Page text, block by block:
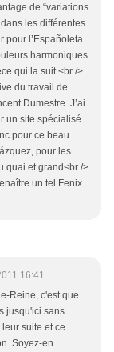
de “variations
les différentes
pour l’Españoleta
harmoniques
qui la suit.<br />
du travail de
Dumestre. J’ai
un site spécialisé
pour ce beau
pour les
quai et grand<br />
un tel Fenix.
16:41
Reine, c'est que
jusqu'ici sans
suite et ce
Soyez-en